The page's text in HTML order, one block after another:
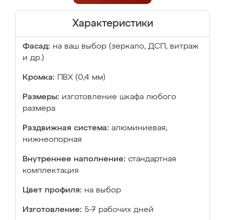
Характеристики
Фасад: на ваш выбор (зеркало, ДСП, витраж
и др.)
Кромка: ПВХ (0,4 мм)
Размеры: изготовление шкафа любого
размера
Раздвижная система: алюминиевая,
нижнеопорная
Внутреннее наполнение: стандартная
комплектация
Цвет профиля: на выбор
Изготовление: 5-7 рабочих дней